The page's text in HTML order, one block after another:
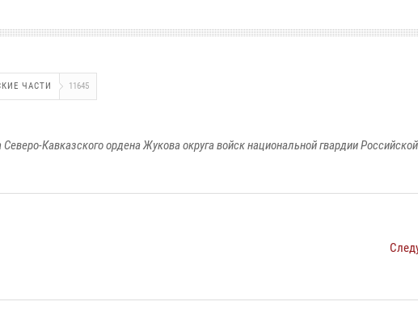
ЧАСТИ 11645
Кавказского ордена Жукова округа войск национальной гвардии